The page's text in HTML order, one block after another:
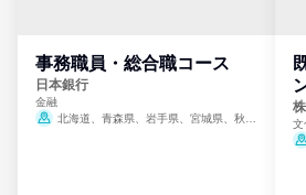
事務職員・総合職コース
日本銀行
金融
北海道、青森県、岩手県、宮城県、秋田
文
ミ